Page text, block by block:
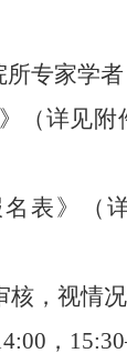
所专家学者
（详见附
表》 （
，视情
， 15:3